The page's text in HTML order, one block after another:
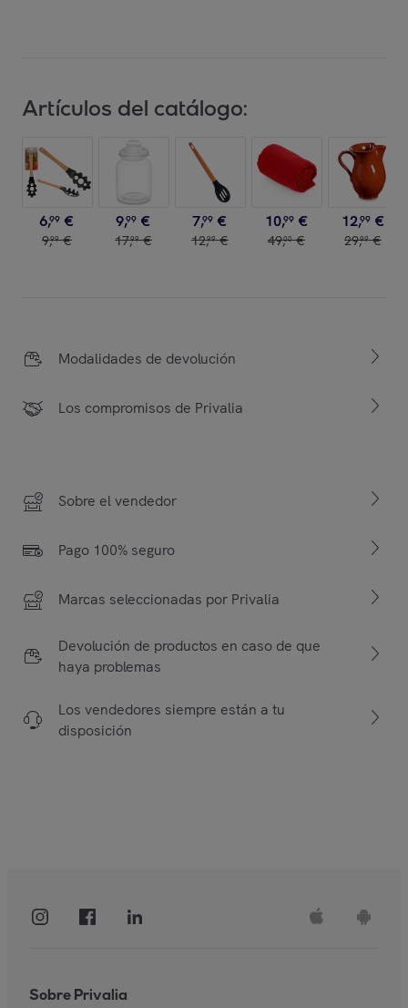
Artículos del catálogo:
6,99 €
9,99 €
9,99 €
17,99 €
7,99 €
12,99 €
10,99 €
49,00 €
12,99 €
29,99 €
Modalidades de devolución
Los compromisos de Privalia
Sobre el vendedor
Pago 100% seguro
Marcas seleccionadas por Privalia
Devolución de productos en caso de que
haya problemas
Los vendedores siempre están a tu
disposición
Sobre Privalia